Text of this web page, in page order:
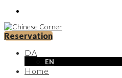
Reservation
DA
EN
Home